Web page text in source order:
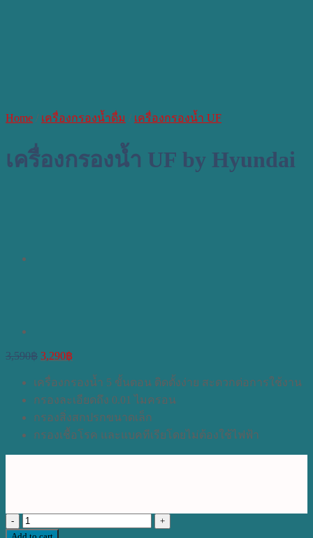
Home / เครื่องกรองน้ำดื่ม / เครื่องกรองน้ำ UF
เครื่องกรองน้ำ UF by Hyundai
3,590฿ Original
was:
3,290฿
is:
3,290฿.
เครื่องกรองน้ำ 5 ขั้นตอน ติดตั้งง่าย สะดวกต่อการใช้งาน
กรองละเอียดถึง 0.01 ไมครอน
กรองสิ่งสกปรกขนาดเล็ก
กรองเชื้อโรค และแบคทีเรียโดยไม่ต้องใช้ไฟฟ้า
เครื่อง